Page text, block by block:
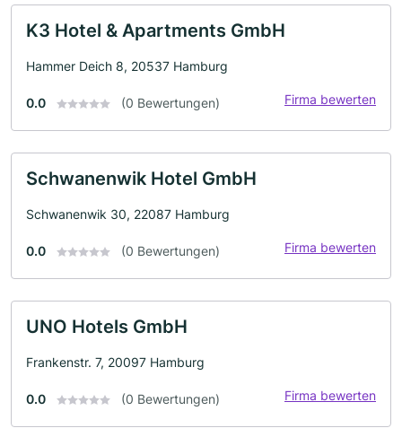
K3 Hotel & Apartments GmbH
Hammer Deich 8, 20537 Hamburg
0.0 (0 Bewertungen) Firma bewerten
Schwanenwik Hotel GmbH
Schwanenwik 30, 22087 Hamburg
0.0 (0 Bewertungen) Firma bewerten
UNO Hotels GmbH
Frankenstr. 7, 20097 Hamburg
0.0 (0 Bewertungen) Firma bewerten